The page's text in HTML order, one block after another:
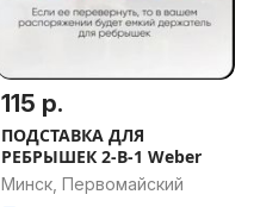
115 р.
ПОДСТАВКА ДЛЯ
РЕБРЫШЕК 2-В-1 Weber
Минск, Первомайский